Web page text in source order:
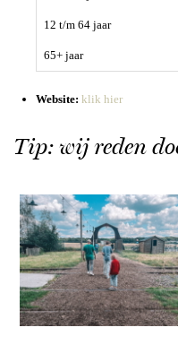
12 t/m 64 jaar
65+ jaar
Website: klik hier
Tip: wij reden